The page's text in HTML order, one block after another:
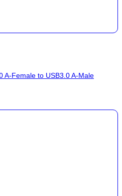
A-Female to USB3.0 A-Male